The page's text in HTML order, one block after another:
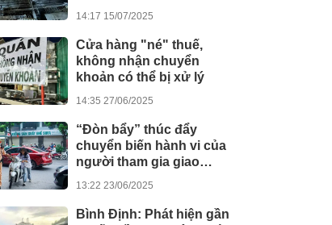
14:17 15/07/2025
Cửa hàng "né" thuế,
không nhận chuyển
khoản có thể bị xử lý
14:35 27/06/2025
“Đòn bẩy” thúc đẩy
chuyển biến hành vi của
người tham gia giao
13:22 23/06/2025
Bình Định: Phát hiện gần